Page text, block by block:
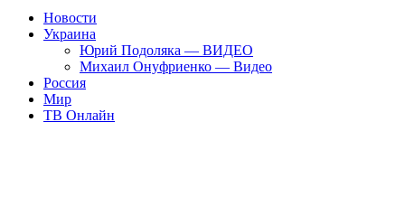
Новости
Украина
Юрий Подоляка — ВИДЕО
Михаил Онуфриенко — Видео
Россия
Мир
ТВ Онлайн